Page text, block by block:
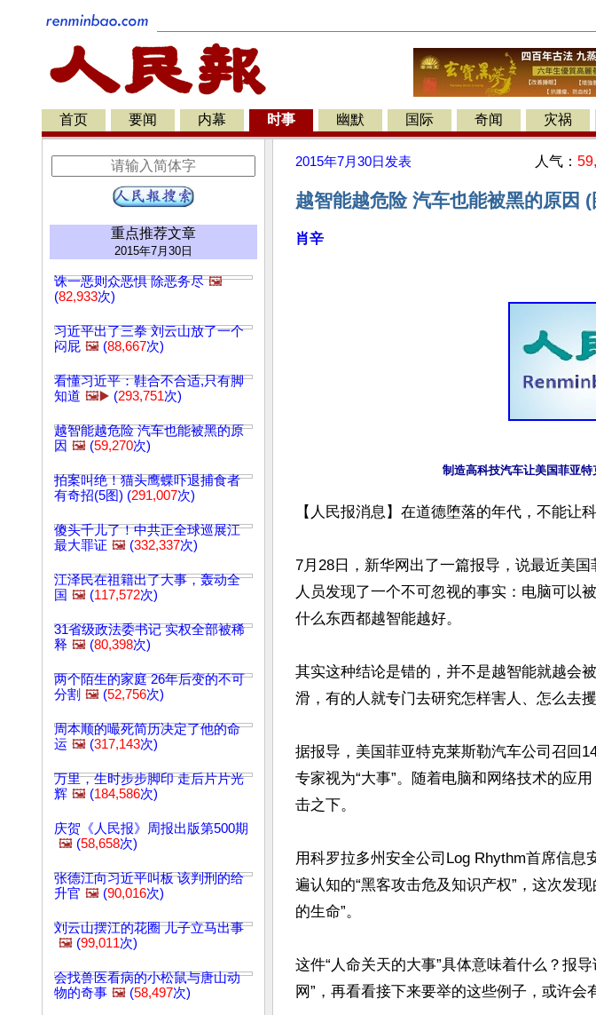
首页 要闻 内幕 时事 幽默 国际 奇闻 灾祸
重点推荐文章
2015年7月30日
诛一恶则众恶惧 除恶务尽 🖼️
(82,933次)
习近平出了三拳 刘云山放了一个
闷屁 🖼️ (88,667次)
看懂习近平：鞋合不合适,只有脚
知道 🖼️▶️ (293,751次)
越智能越危险 汽车也能被黑的原
因 🖼️ (59,270次)
拍案叫绝！猫头鹰蝶吓退捕食者
有奇招(5图) (291,007次)
傻头千儿了！中共正全球巡展江
最大罪证 🖼️ (332,337次)
江泽民在祖籍出了大事，轰动全
国 🖼️ (117,572次)
31省级政法委书记 实权全部被稀
释 🖼️ (80,398次)
两个陌生的家庭 26年后变的不可
分割 🖼️ (52,756次)
周本顺的嘬死简历决定了他的命
运 🖼️ (317,143次)
万里，生时步步脚印 走后片片光
辉 🖼️ (184,586次)
庆贺《人民报》周报出版第500期
🖼️ (58,658次)
张德江向习近平叫板 该判刑的给
升官 🖼️ (90,016次)
刘云山摆江的花圈 儿子立马出事
🖼️ (99,011次)
会找兽医看病的小松鼠与唐山动
物的奇事 🖼️ (58,497次)
2015年7月30日 发表 人气：
越智能越危险 汽车也能被黑的原因 (
肖辛
制造高科技汽车让美国菲亚特
【人民报消息】在道德堕落的年代，不能让
7月28日，新华网出了一篇报导，说最近美
人员发现了一个不可忽视的事实：电脑可以
什么东西都越智能越好。
其实这种结论是错的，并不是越智能就越会
滑，有的人就专门去研究怎样害人、怎么去攫
据报导，美国菲亚特克莱斯勒汽车公司召回
专家视为“大事”。随着电脑和网络技术的应
击之下。
用科罗拉多州安全公司Log Rhythm首席信
遍认知的“黑客攻击危及知识产权”，这次发
的生命”。
这件“人命关天的大事”具体意味着什么？报
网”，再看看接下来要举的这些例子，或许会